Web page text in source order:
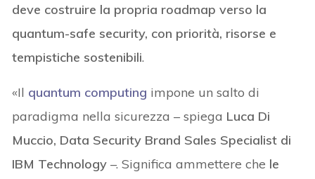
deve costruire la propria roadmap verso la
quantum-safe security, con priorità, risorse e
tempistiche sostenibili.
«Il quantum computing impone un salto di
paradigma nella sicurezza – spiega Luca Di
Muccio, Data Security Brand Sales Specialist di
IBM Technology –. Significa ammettere che le